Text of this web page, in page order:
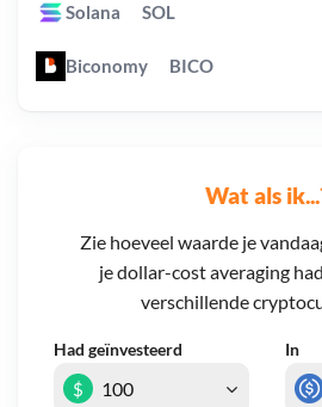
Wat als
Zie hoeveel waarde je
je dollar-cost averaging
verschillende
Had geïnvesteerd In
$
Solana SOL
Biconomy BICO